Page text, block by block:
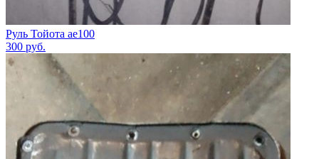
Руль Тойота ае100
300 руб.